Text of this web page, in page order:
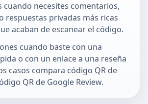
cuando necesites comentarios,
respuestas privadas más ricas
acaban de escanear el código.
cuando baste con una
o con un enlace a una reseña
casos compara código QR de
QR de Google Review.